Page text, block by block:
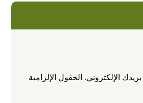
الإلكتروني. الحقول الإلزامية